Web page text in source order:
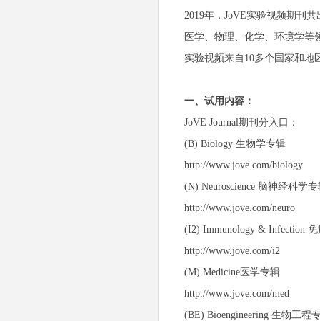
2019年，JoVE实验视频期刊
医学、物理、化学、环境学
实验视频来自10多个国家和
一、试用内容：
JoVE Journal期刊分入口：
(B) Biology 生物学专辑
http://www.jove.com/biology
(N) Neuroscience 脑神经科学
http://www.jove.com/neuro
(I2) Immunology & Infection
http://www.jove.com/i2
(M) Medicine医学专辑
http://www.jove.com/med
(BE) Bioengineering 生物工程